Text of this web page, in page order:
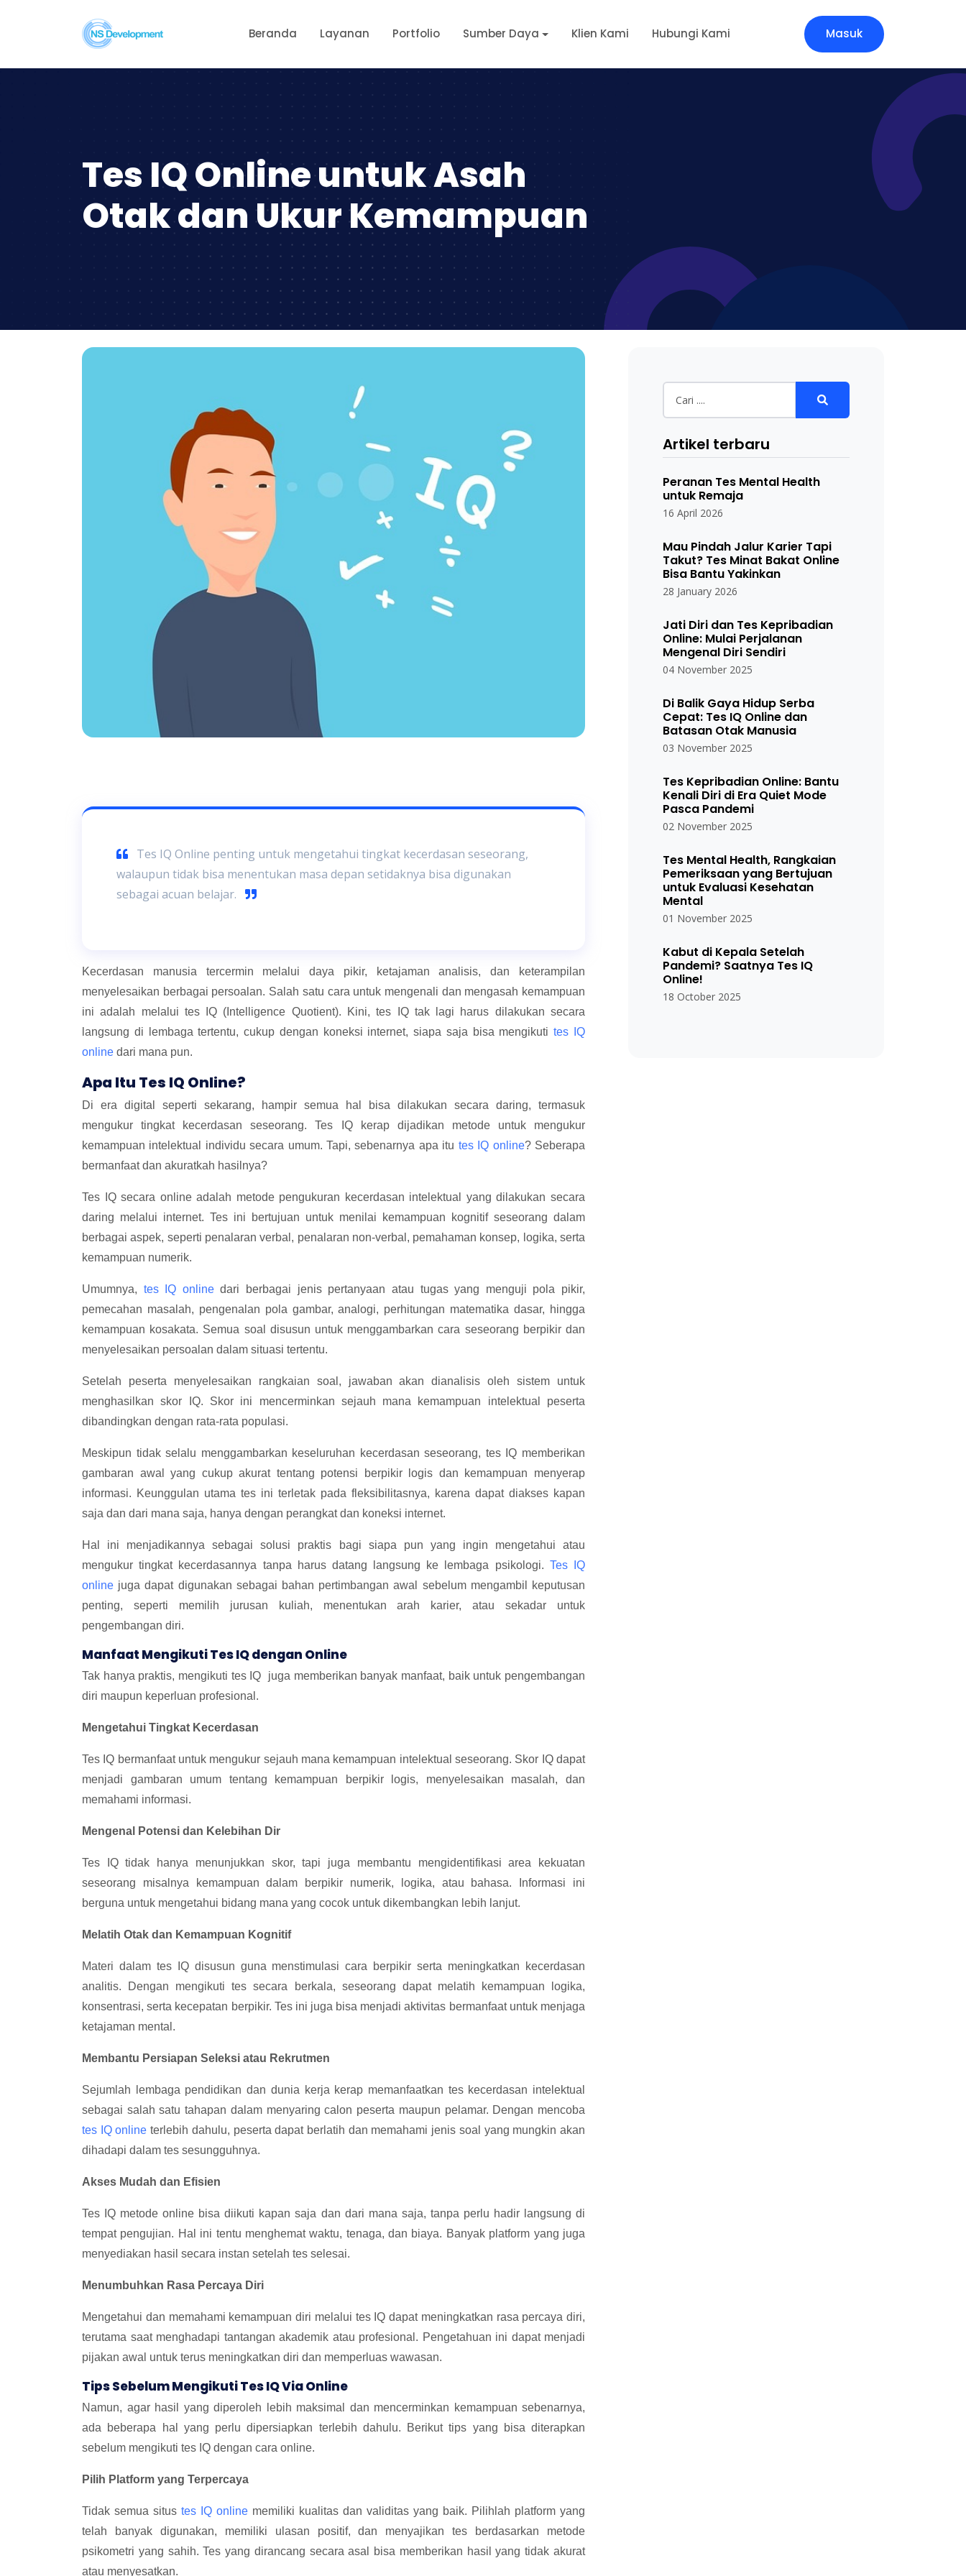
Beranda Layanan Portfolio Sumber Daya Klien Kami Hubungi Kami Masuk
Tes IQ Online untuk Asah
Otak dan Ukur Kemampuan
Tes IQ Online penting untuk mengetahui tingkat kecerdasan seseorang,
walaupun tidak bisa menentukan masa depan setidaknya bisa digunakan
sebagai acuan belajar.
Kecerdasan manusia tercermin melalui daya pikir, ketajaman analisis, dan keterampilan
menyelesaikan berbagai persoalan. Salah satu cara untuk mengenali dan mengasah kemampuan
ini adalah melalui tes IQ (Intelligence Quotient). Kini, tes IQ tak lagi harus dilakukan secara
langsung di lembaga tertentu, cukup dengan koneksi internet, siapa saja bisa mengikutites IQ
online dari mana pun.
Apa Itu Tes IQ Online?
Di era digital seperti sekarang, hampir semua hal bisa dilakukan secara daring, termasuk
mengukur tingkat kecerdasan seseorang. Tes IQ kerap dijadikan metode untuk mengukur
kemampuan intelektual individu secara umum. Tapi, sebenarnya apa itu tes IQ online? Seberapa
bermanfaat dan akuratkah hasilnya?
Tes IQ secara online adalah metode pengukuran kecerdasan intelektual yang dilakukan secara
daring melalui internet. Tes ini bertujuan untuk menilai kemampuan kognitif seseorang dalam
berbagai aspek, seperti penalaran verbal, penalaran non-verbal, pemahaman konsep, logika, serta
kemampuan numerik.
Umumnya, tes IQ onlinedari berbagai jenis pertanyaan atau tugas yang menguji pola pikir,
pemecahan masalah, pengenalan pola gambar, analogi, perhitungan matematika dasar, hingga
kemampuan kosakata. Semua soal disusun untuk menggambarkan cara seseorang berpikir dan
menyelesaikan persoalan dalam situasi tertentu.
Setelah peserta menyelesaikan rangkaian soal, jawaban akan dianalisis oleh sistem untuk
menghasilkan skor IQ. Skor ini mencerminkan sejauh mana kemampuan intelektual peserta
dibandingkan dengan rata-rata populasi.
Meskipun tidak selalu menggambarkan keseluruhan kecerdasan seseorang, tes IQ memberikan
gambaran awal yang cukup akurat tentang potensi berpikir logis dan kemampuan menyerap
informasi. Keunggulan utama tes ini terletak pada fleksibilitasnya, karena dapat diakses kapan
saja dan dari mana saja, hanya dengan perangkat dan koneksi internet.
Hal ini menjadikannya sebagai solusi praktis bagi siapa pun yang ingin mengetahui atau
mengukur tingkat kecerdasannya tanpa harus datang langsung ke lembaga psikologi. Tes IQ
online juga dapat digunakan sebagai bahan pertimbangan awal sebelum mengambil keputusan
penting, seperti memilih jurusan kuliah, menentukan arah karier, atau sekadar untuk
pengembangan diri.
Manfaat Mengikuti Tes IQ dengan Online
Tak hanya praktis, mengikuti tes IQ juga memberikan banyak manfaat, baik untuk pengembangan
diri maupun keperluan profesional.
Mengetahui Tingkat Kecerdasan
Tes IQ bermanfaat untuk mengukur sejauh mana kemampuan intelektual seseorang. Skor IQ dapat
menjadi gambaran umum tentang kemampuan berpikir logis, menyelesaikan masalah, dan
memahami informasi.
Mengenal Potensi dan Kelebihan Dir
Tes IQ tidak hanya menunjukkan skor, tapi juga membantu mengidentifikasi area kekuatan
seseorang misalnya kemampuan dalam berpikir numerik, logika, atau bahasa. Informasi ini
berguna untuk mengetahui bidang mana yang cocok untuk dikembangkan lebih lanjut.
Melatih Otak dan Kemampuan Kognitif
Materi dalam tes IQ disusun guna menstimulasi cara berpikir serta meningkatkan kecerdasan
analitis. Dengan mengikuti tes secara berkala, seseorang dapat melatih kemampuan logika,
konsentrasi, serta kecepatan berpikir. Tes ini juga bisa menjadi aktivitas bermanfaat untuk menjaga
ketajaman mental.
Membantu Persiapan Seleksi atau Rekrutmen
Sejumlah lembaga pendidikan dan dunia kerja kerap memanfaatkan tes kecerdasan intelektual
sebagai salah satu tahapan dalam menyaring calon peserta maupun pelamar. Dengan mencoba
tes IQ online terlebih dahulu, peserta dapat berlatih dan memahami jenis soal yang mungkin akan
dihadapi dalam tes sesungguhnya.
Akses Mudah dan Efisien
Tes IQ metode online bisa diikuti kapan saja dan dari mana saja, tanpa perlu hadir langsung di
tempat pengujian. Hal ini tentu menghemat waktu, tenaga, dan biaya. Banyak platform yang juga
menyediakan hasil secara instan setelah tes selesai.
Menumbuhkan Rasa Percaya Diri
Mengetahui dan memahami kemampuan diri melalui tes IQ dapat meningkatkan rasa percaya diri,
terutama saat menghadapi tantangan akademik atau profesional. Pengetahuan ini dapat menjadi
pijakan awal untuk terus meningkatkan diri dan memperluas wawasan.
Tips Sebelum Mengikuti Tes IQ Via Online
Namun, agar hasil yang diperoleh lebih maksimal dan mencerminkan kemampuan sebenarnya,
ada beberapa hal yang perlu dipersiapkan terlebih dahulu. Berikut tips yang bisa diterapkan
sebelum mengikuti tes IQ dengan cara online.
Pilih Platform yang Terpercaya
Tidak semua situs tes IQ online memiliki kualitas dan validitas yang baik. Pilihlah platform yang
telah banyak digunakan, memiliki ulasan positif, dan menyajikan tes berdasarkan metode
psikometri yang sahih. Tes yang dirancang secara asal bisa memberikan hasil yang tidak akurat
atau menyesatkan.
Artikel terbaru
Peranan Tes Mental Health
untuk Remaja
16 April 2026
Mau Pindah Jalur Karier Tapi
Takut? Tes Minat Bakat Online
Bisa Bantu Yakinkan
28 January 2026
Jati Diri dan Tes Kepribadian
Online: Mulai Perjalanan
Mengenal Diri Sendiri
04 November 2025
Di Balik Gaya Hidup Serba
Cepat: Tes IQ Online dan
Batasan Otak Manusia
03 November 2025
Tes Kepribadian Online: Bantu
Kenali Diri di Era Quiet Mode
Pasca Pandemi
02 November 2025
Tes Mental Health, Rangkaian
Pemeriksaan yang Bertujuan
untuk Evaluasi Kesehatan
Mental
01 November 2025
Kabut di Kepala Setelah
Pandemi? Saatnya Tes IQ
Online!
18 October 2025